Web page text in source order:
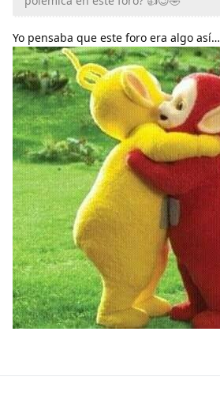
Yo pensaba que este foro era algo así…